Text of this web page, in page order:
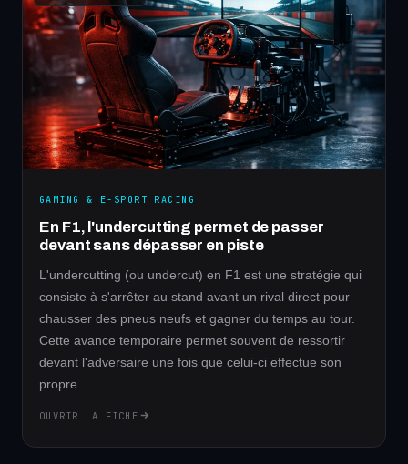
GAMING & E-SPORT RACING
En F1, l'undercutting permet de passer
devant sans dépasser en piste
L'undercutting (ou undercut) en F1 est une stratégie qui
consiste à s'arrêter au stand avant un rival direct pour
chausser des pneus neufs et gagner du temps au tour.
Cette avance temporaire permet souvent de ressortir
devant l'adversaire une fois que celui-ci effectue son
propre
OUVRIR LA FICHE